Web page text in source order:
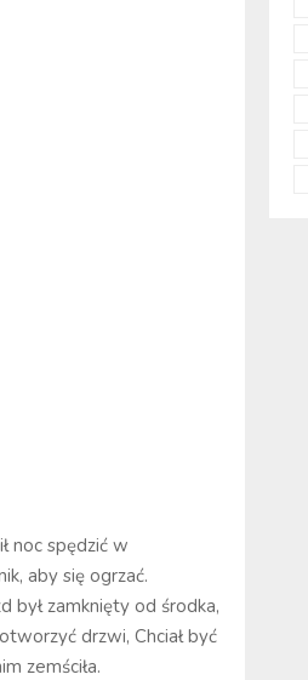
noc spędzić w
aby się ogrzać.
był zamknięty od środka,
drzwi, Chciał być
zemściła.